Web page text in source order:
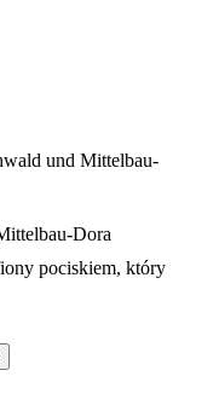
und Mittelbau-
Dora
pociskiem, który